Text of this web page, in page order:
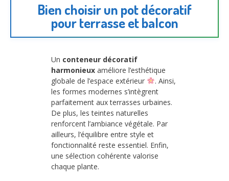
Bien choisir un pot décoratif
pour terrasse et balcon
Un conteneur décoratif
harmonieux améliore l’esthétique
globale de l’espace extérieur
. Ainsi,
les formes modernes s’intègrent
parfaitement aux terrasses urbaines.
De plus, les teintes naturelles
renforcent l’ambiance végétale. Par
ailleurs, l’équilibre entre style et
fonctionnalité reste essentiel. Enfin,
une sélection cohérente valorise
chaque plante.